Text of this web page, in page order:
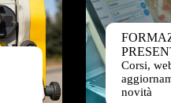
Corsi,
novità